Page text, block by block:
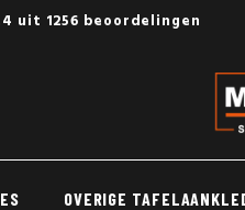
uit 1256 beoordelingen
OVERIGE